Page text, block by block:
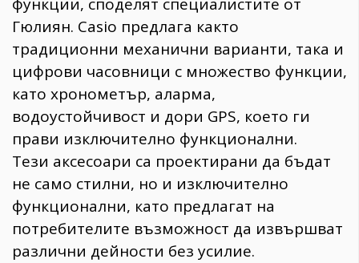
функции, споделят специалистите от
Гюлиян. Casio предлага както
традиционни механични варианти, така и
цифрови часовници с множество функции,
като хронометър, аларма,
водоустойчивост и дори GPS, което ги
прави изключително функционални.
Тези аксесоари са проектирани да бъдат
не само стилни, но и изключително
функционални, като предлагат на
потребителите възможност да извършват
различни дейности без усилие.